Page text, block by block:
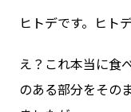
ヒトデです。ヒト
え？これ本当に食
のある部分をその